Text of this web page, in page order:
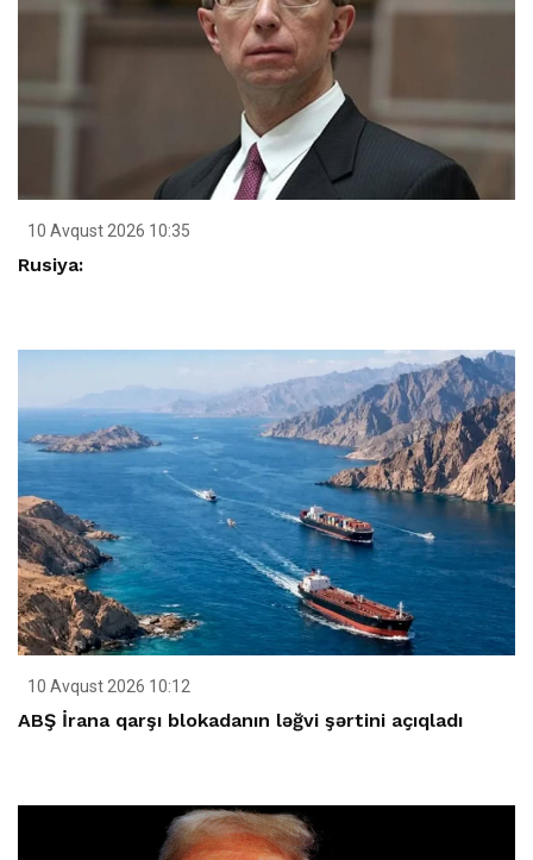
10 Avqust 2026 10:35
Rusiya:
10 Avqust 2026 10:12
ABŞ İrana qarşı blokadanın ləğvi şərtini açıqladı